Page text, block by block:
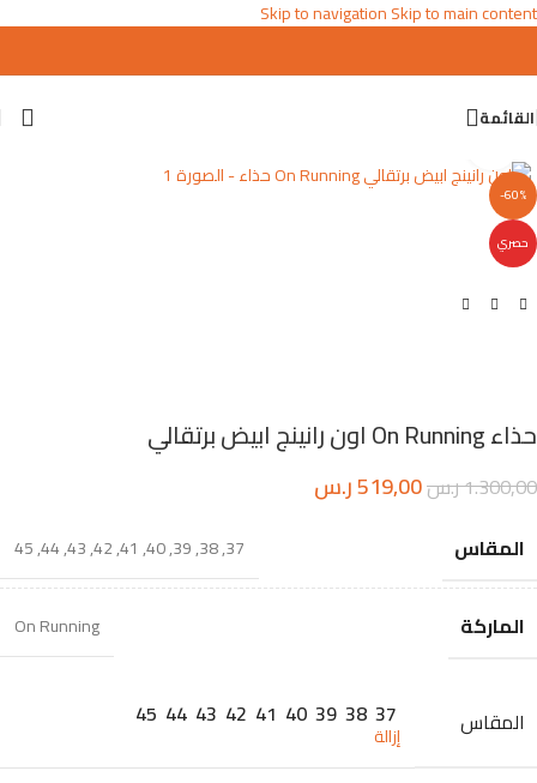
Skip to navigationSkip to main content
القائمة
-60%
حصري
حذاء On Running اون رانينج ابيض برتقالي
1.300,00ر.س519,00ر.س
المقاس 37
,
38
,
39
,
40
,
41
,
42
,
43
,
44
,
45
الماركة On Running
المقاس 37
38
39
40
41
42
43
44
45
إزالة